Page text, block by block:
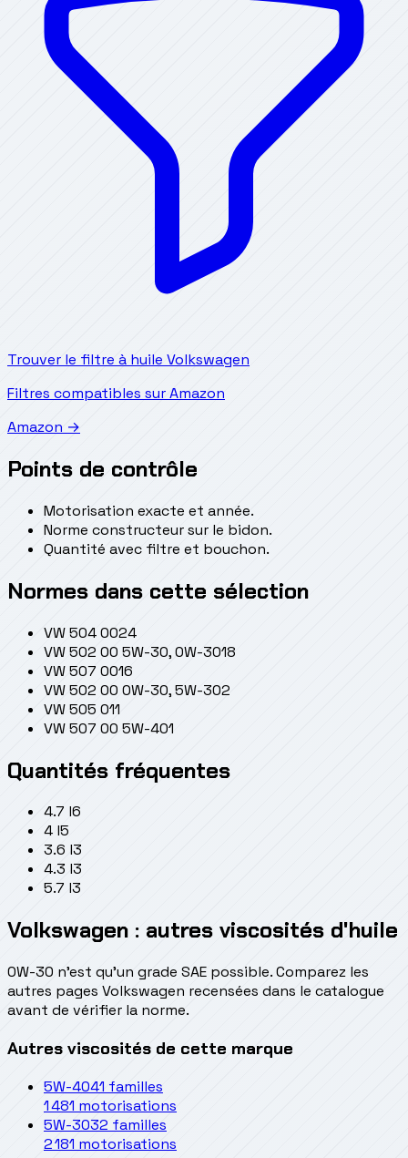
Trouver le filtre à huile Volkswagen
Filtres compatibles sur Amazon
Amazon →
Points de contrôle
Motorisation exacte et année.
Norme constructeur sur le bidon.
Quantité avec filtre et bouchon.
Normes dans cette sélection
VW 504 0024
VW 502 00 5W-30, 0W-3018
VW 507 0016
VW 502 00 0W-30, 5W-302
VW 505 011
VW 507 00 5W-401
Quantités fréquentes
4.7 l6
4 l5
3.6 l3
4.3 l3
5.7 l3
Volkswagen : autres viscosités d'huile
0W-30 n'est qu'un grade SAE possible. Comparez les
autres pages Volkswagen recensées dans le catalogue
avant de vérifier la norme.
Autres viscosités de cette marque
5W-4041 familles
1 481 motorisations
5W-3032 familles
2 181 motorisations